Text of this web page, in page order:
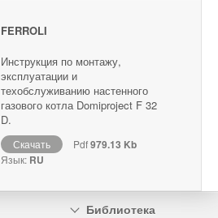
FERROLI
Инструкция по монтажу,
эксплуатации и
техобслуживанию настенного
газового котла Domiproject F 32
D.
Скачать Pdf979.13 Kb
Язык: RU
Библиотека